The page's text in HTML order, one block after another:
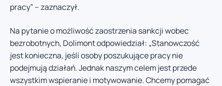
pracy” – zaznaczył.
Na pytanie o możliwość zaostrzenia sankcji wobec
bezrobotnych, Dolimont odpowiedział: „Stanowczość
jest konieczna, jeśli osoby poszukujące pracy nie
podejmują działań. Jednak naszym celem jest przede
wszystkim wspieranie i motywowanie. Chcemy pomagać